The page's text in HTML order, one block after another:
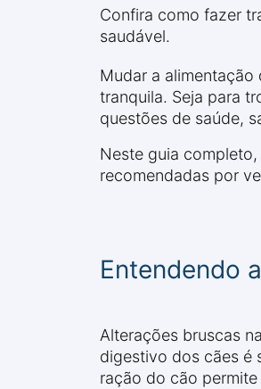
Confira como fazer
saudável.
Mudar a
tranquila. Seja para
questões de saúde,
Neste guia
recomendadas por
Entendendo
Alterações bruscas
digestivo dos cães é
ração do cão